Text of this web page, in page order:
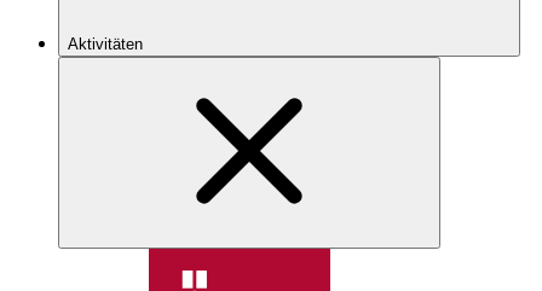
Aktivitäten